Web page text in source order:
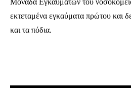
εκτεταμένα εγκαύματα πρώτου και
και τα πόδια.